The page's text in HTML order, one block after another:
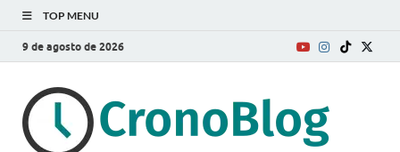
TOP MENU
9 de agosto de 2026